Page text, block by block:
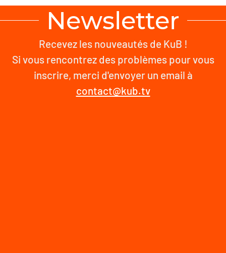
Newsletter
Recevez les nouveautés de KuB !
Si vous rencontrez des problèmes pour vous
inscrire, merci d'envoyer un email à
contact@kub.tv